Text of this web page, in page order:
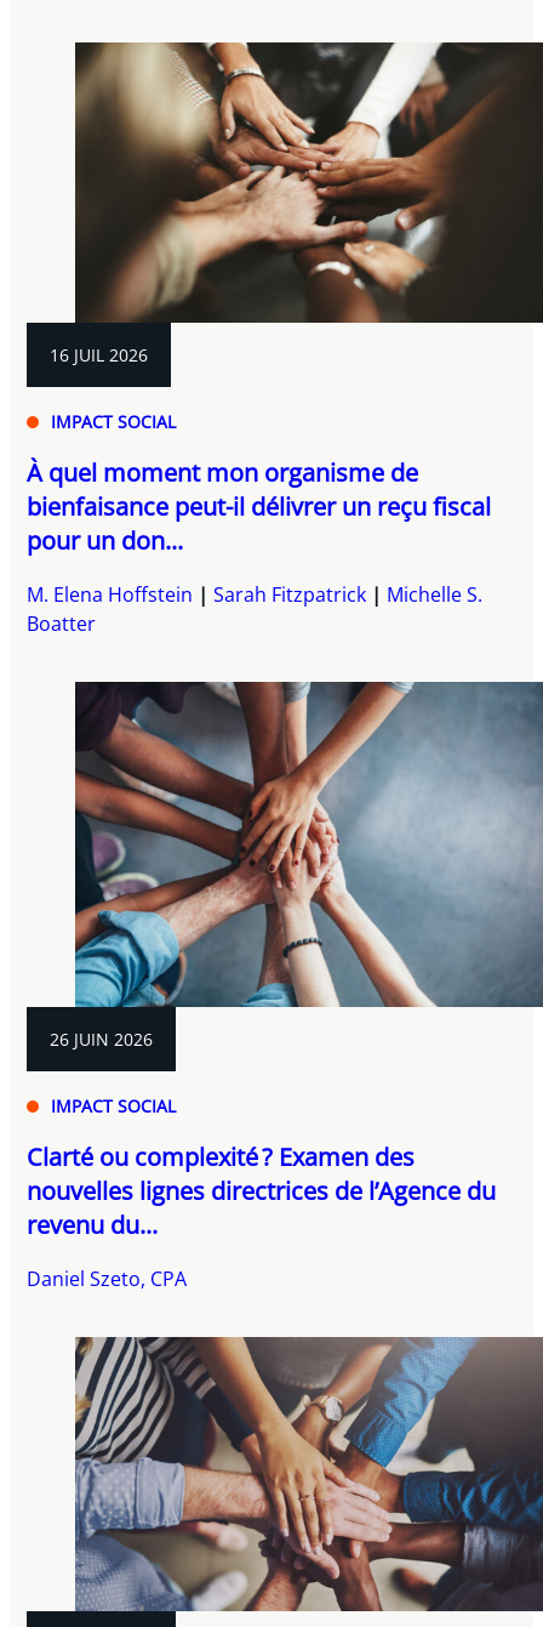
16 JUIL 2026
IMPACT SOCIAL
À quel moment mon organisme de
bienfaisance peut-il délivrer un reçu fiscal
pour un don...
M. Elena Hoffstein Sarah Fitzpatrick
Michelle S.
Boatter
26 JUIN 2026
IMPACT SOCIAL
Clarté ou complexité ? Examen des
nouvelles lignes directrices de l’Agence du
revenu du...
Daniel Szeto, CPA